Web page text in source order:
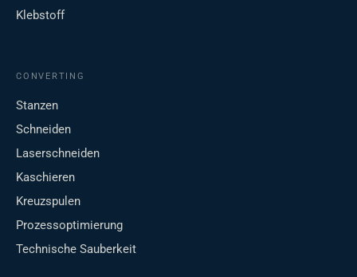
Klebstoff
CONVERTING
Stanzen
Schneiden
Laserschneiden
Kaschieren
Kreuzspulen
Prozessoptimierung
Technische Sauberkeit